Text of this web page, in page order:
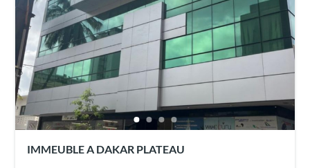
IMMEUBLE A DAKAR PLATEAU